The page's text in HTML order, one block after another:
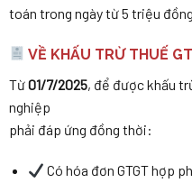
toán trong ngày từ 5 triệu
VỀ KHẤU TRỪ THUẾ
Từ01/7/2025, để được khấu
nghiệp
phải đáp ứng đồng thời:
Có hóa đơn GTGT hợp